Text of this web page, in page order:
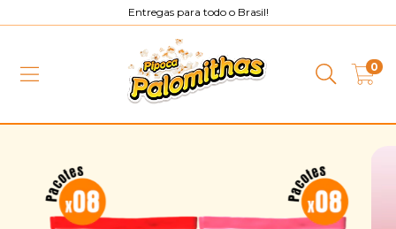
Entregas para todo o Brasil!
0